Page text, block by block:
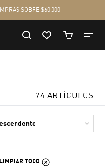
74 ARTÍCULOS
LIMPIAR TODO